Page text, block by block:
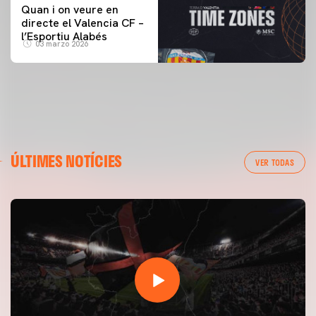
Quan i on veure en
directe el Valencia CF –
l’Esportiu Alabés
03 marzo 2026
ÚLTIMES NOTÍCIES VER TODAS